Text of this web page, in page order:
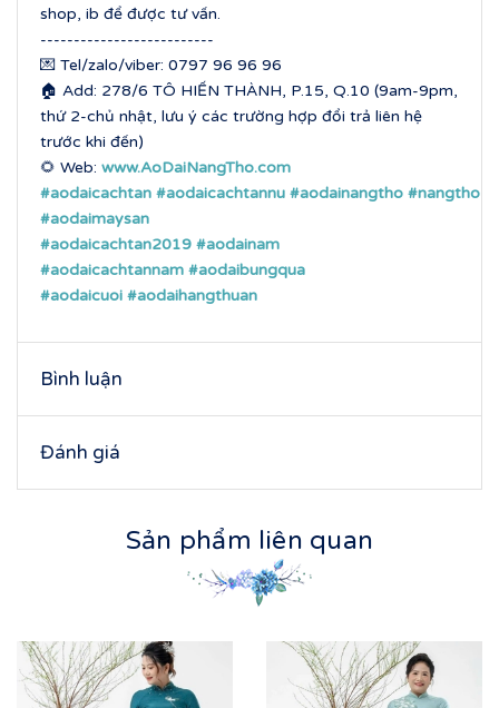
shop, ib để được tư vấn.
--------------------------
💌 Tel/zalo/viber: 0797 96 96 96
🏠 Add: 278/6 TÔ HIẾN THÀNH, P.15, Q.10 (9am-9pm,
thứ 2-chủ nhật, lưu ý các trường hợp đổi trả liên hệ
trước khi đến)
🌻 Web: www.AoDaiNangTho.com
#aodaicachtan #aodaicachtannu #aodainangtho #nangtho
#aodaimaysan
#aodaicachtan2019 #aodainam
#aodaicachtannam #aodaibungqua
#aodaicuoi #aodaihangthuan
Bình luận
Đánh giá
Sản phẩm liên quan